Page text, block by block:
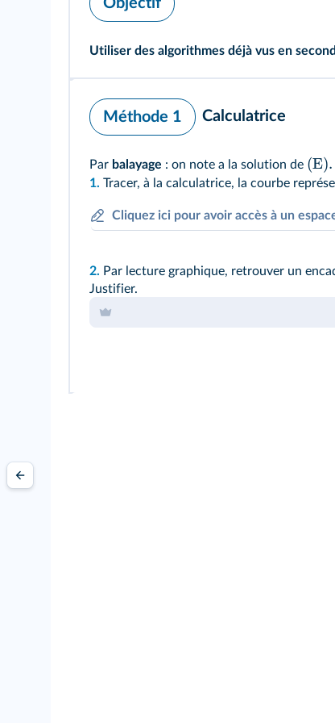
Objectif
Utiliser des algorithmes déjà vus en
Méthode 1 Calculatrice
Par balayage : on note a la solution de (E).
1. Tracer, à la calculatrice, la courbe
Cliquez ici pour avoir accès à un
2. Par lecture graphique, retrouver un
Justifier.